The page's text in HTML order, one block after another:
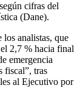
cifras del
(Dane).
los analistas, que
2,7 % hacia final
emergencia
fiscal”, tras
al Ejecutivo por